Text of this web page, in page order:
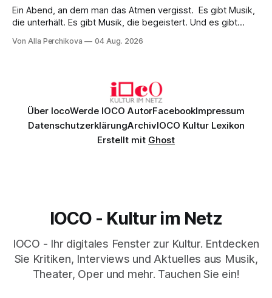
Ein Abend, an dem man das Atmen vergisst. Es gibt Musik,
die unterhält. Es gibt Musik, die begeistert. Und es gibt
Genau so war der Abend im Kurhaus Wiesbaden, an dem
Von Alla Perchikova 04 Aug. 2026
Über IocoWerde IOCO AutorFacebookImpressum
DatenschutzerklärungArchivIOCO Kultur Lexikon
Erstellt mit Ghost
IOCO - Kultur im Netz
IOCO - Ihr digitales Fenster zur Kultur. Entdecken
Sie Kritiken, Interviews und Aktuelles aus Musik,
Theater, Oper und mehr. Tauchen Sie ein!